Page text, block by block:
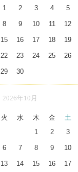
1
2 3 4 5
8 9 10 11 12
15 16 17 18 19
22 23 24 25 26
29 30
2026年10月
火 水 木 金
土
1
2 3
6 7 8 9 10
13 14 15 16 17